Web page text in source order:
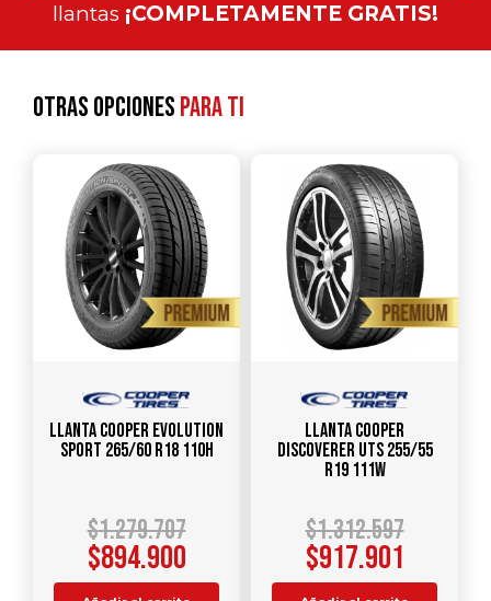
llantas ¡COMPLETAMENTE GRATIS!
Otras opcionespara ti
Llanta COOPER EVOLUTION
SPORT 265/60 R18 110H
$1.279.707
$894.900
Llanta COOPER
DISCOVERER UTS 255/55
R19 111W
$1.312.597
$917.901